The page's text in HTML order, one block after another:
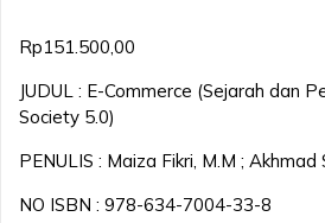
based on
ratings
Rp151.500,00
JUDUL : E-Commerce (Sejarah dan
Society 5.0)
PENULIS : Maiza Fikri, M.M ; Akhmad
NO ISBN : 978-634-7004-33-8